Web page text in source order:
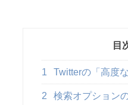
目
1 Twitterの「高度
2 検索オプション